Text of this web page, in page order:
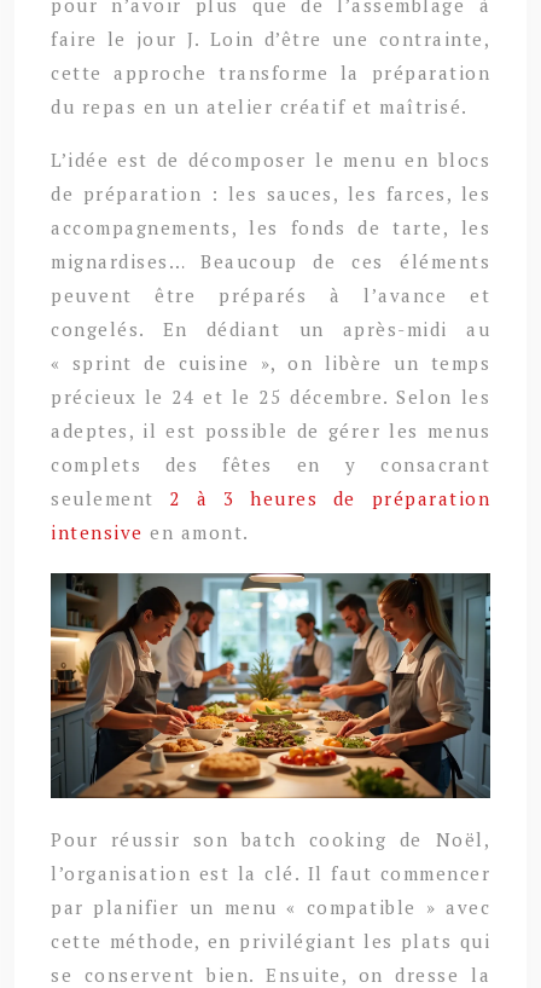
faire le jour J. Loin d’être une contrainte,
cette approche transforme la préparation
du repas en un atelier créatif et maîtrisé.
L’idée est de décomposer le menu en blocs
de préparation : les sauces, les farces, les
accompagnements, les fonds de tarte, les
mignardises… Beaucoup de ces éléments
peuvent être préparés à l’avance et
congelés. En dédiant un après-midi au
« sprint de cuisine », on libère un temps
précieux le 24 et le 25 décembre. Selon les
adeptes, il est possible de gérer les menus
complets des fêtes en y consacrant
seulement 2 à 3 heures de préparation
intensive en amont.
Pour réussir son batch cooking de Noël,
l’organisation est la clé. Il faut commencer
par planifier un menu « compatible » avec
cette méthode, en privilégiant les plats qui
se conservent bien. Ensuite, on dresse la